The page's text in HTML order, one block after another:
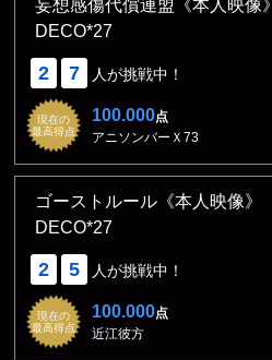
妄想感傷代償連盟《本人映像》
DECO*27
2 7 人が挑戦中！
現在の
最高得点
100.000点
アニソンバーＸ73
ゴーストルール《本人映像》
DECO*27
2 5 人が挑戦中！
現在の
最高得点
100.000点
近江彼方